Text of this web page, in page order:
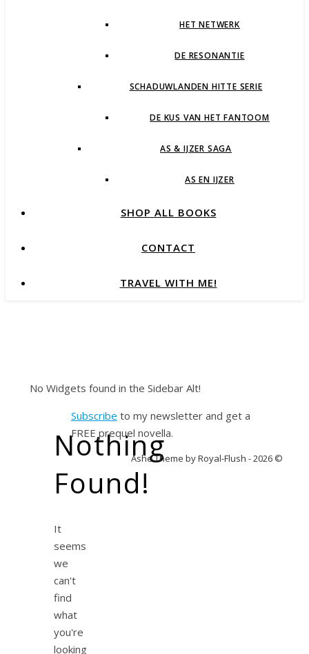
HET NETWERK
DE RESONANTIE
SCHADUWLANDEN HITTE SERIE
DE KUS VAN HET FANTOOM
AS & IJZER SAGA
AS EN IJZER
SHOP ALL BOOKS
CONTACT
TRAVEL WITH ME!
No Widgets found in the Sidebar Alt!
Nothing
Found!
It
seems
we
can't
find
what
you're
looking
Subscribe to my newsletter and get a
FREE prequel novella.
Ashe Theme by Royal-Flush - 2026 ©